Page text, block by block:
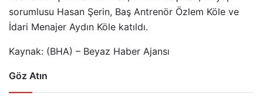
sorumlusu Hasan Şerin, Baş Antrenör Özlem Köle ve
İdari Menajer Aydın Köle katıldı.
Kaynak: (BHA) – Beyaz Haber Ajansı
Göz Atın